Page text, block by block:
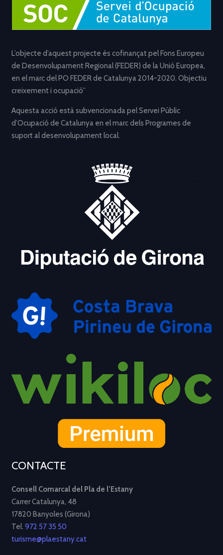
L’objecte d’aquest projecte és cofinançat pel Fons Europeu
de Desenvolupament Regional (FEDER) de la Unió Europea,
en el marc del PO FEDER de Catalunya 2014-2020. Objectiu
creixement i ocupació”
Aquesta acció està subvencionada pel Servei Públic
d’Ocupació de Catalunya en el marc dels Programes de
suport al desenvolupament local.
CONTACTE
Consell Comarcal del Pla de l’Estany
Carrer Catalunya, 48
17820 Banyoles (Girona)
Tel. 972 57 35 50
turisme@plaestany.cat